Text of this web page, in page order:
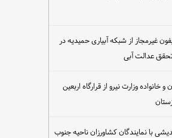
لوله سیفون غیرمجاز از شبکه آبیاری حمیدیه در
عدالت آبی
و خانواده وزارت نیرو از قرارگاه اربعین
با نمایندگان کشاورزان ناحیه جنوب